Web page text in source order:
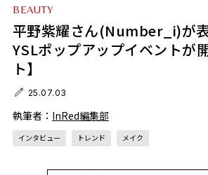
BEAUTY
平野紫耀さん(Number_i)が
YSLポップアップイベントが
ト】
25.07.03
執筆者： InRed編集部
インタビュー トレンド メイク